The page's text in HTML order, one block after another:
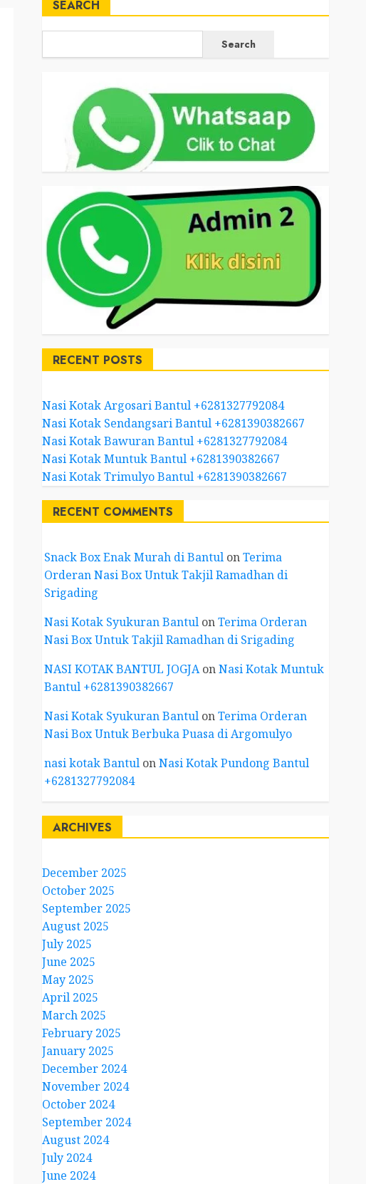
SEARCH
Search
RECENT POSTS
Nasi Kotak Argosari Bantul +6281327792084
Nasi Kotak Sendangsari Bantul +6281390382667
Nasi Kotak Bawuran Bantul +6281327792084
Nasi Kotak Muntuk Bantul +6281390382667
Nasi Kotak Trimulyo Bantul +6281390382667
RECENT COMMENTS
Snack Box Enak Murah di BantulonTerima
Orderan Nasi Box Untuk Takjil Ramadhan di
Srigading
Nasi Kotak Syukuran BantulonTerima Orderan
Nasi Box Untuk Takjil Ramadhan di Srigading
NASI KOTAK BANTUL JOGJAonNasi Kotak Muntuk
Bantul +6281390382667
Nasi Kotak Syukuran BantulonTerima Orderan
Nasi Box Untuk Berbuka Puasa di Argomulyo
nasi kotak BantulonNasi Kotak Pundong Bantul
+6281327792084
ARCHIVES
December 2025
October 2025
September 2025
August 2025
July 2025
June 2025
May 2025
April 2025
March 2025
February 2025
January 2025
December 2024
November 2024
October 2024
September 2024
August 2024
July 2024
June 2024